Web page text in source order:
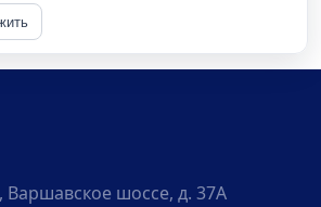
Варшавское шоссе, д. 37А